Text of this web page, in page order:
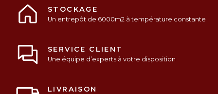
STOCKAGE
Un entrepôt de 6000m2 à température constante
SERVICE CLIENT
Une équipe d’experts à votre disposition
LIVRAISON